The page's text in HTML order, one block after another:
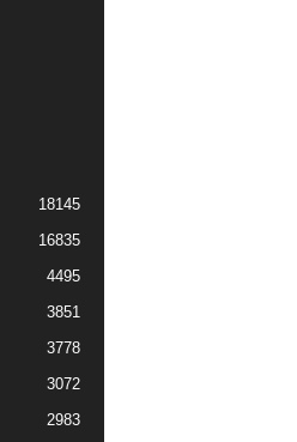
18145
16835
4495
3851
3778
3072
2983